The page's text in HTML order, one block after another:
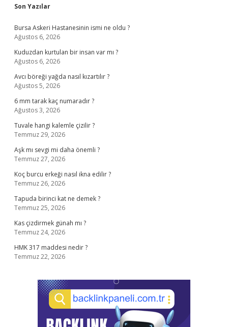
Sidebar
Son Yazılar
Bursa Askeri Hastanesinin ismi ne oldu ?
Ağustos 6, 2026
Kuduzdan kurtulan bir insan var mı ?
Ağustos 6, 2026
Avcı böreği yağda nasıl kızartılır ?
Ağustos 5, 2026
6 mm tarak kaç numaradır ?
Ağustos 3, 2026
Tuvale hangi kalemle çizilir ?
Temmuz 29, 2026
Aşk mı sevgi mi daha önemli ?
Temmuz 27, 2026
Koç burcu erkeği nasıl ikna edilir ?
Temmuz 26, 2026
Tapuda birinci kat ne demek ?
Temmuz 25, 2026
Kas çizdirmek günah mı ?
Temmuz 24, 2026
HMK 317 maddesi nedir ?
Temmuz 22, 2026